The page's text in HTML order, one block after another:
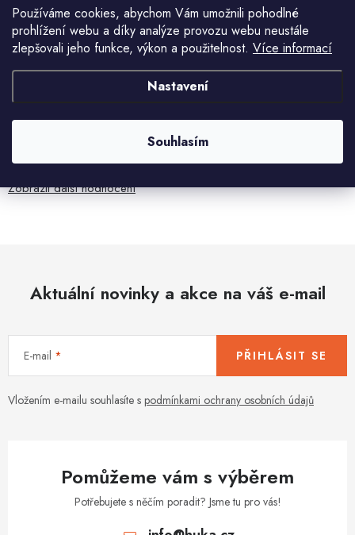
Používáme cookies, abychom Vám umožnili pohodlné
prohlížení webu a díky analýze provozu webu neustále
zlepšovali jeho funkce, výkon a použitelnost. Více informací
Nastavení
Souhlasím
Velmi rychlé odeslání. Spokojenost
HELENA MINAŘÍKOVÁ
5.8.2026
Ivana Mimrackova
4.8.2026
Zobrazit další hodnocení
Aktuální novinky a akce na váš e-mail
E-mail
Vložením e-mailu souhlasíte s podmínkami ochrany osobních údajů
PŘIHLÁSIT SE
Pomůžeme vám s výběrem
Potřebujete s něčím poradit? Jsme tu pro vás!